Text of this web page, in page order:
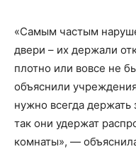
«Самым частым
двери – их держали
плотно или вовсе не
объяснили
нужно всегда
так они удержат
комнаты», —